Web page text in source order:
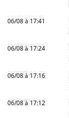
06/08 à 17:41
06/08 à 17:24
06/08 à 17:16
06/08 à 17:12